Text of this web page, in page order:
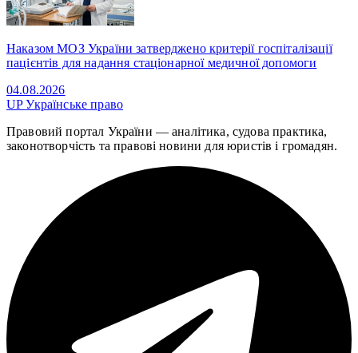
Наказом МОЗ України затверджено критерії госпіталізації
пацієнтів для надання стаціонарної медичної допомоги
04.08.2026
UPУкраїнське право
Правовий портал України — аналітика, судова практика,
законотворчість та правові новини для юристів і громадян.